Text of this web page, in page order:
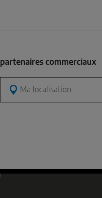
partenaires commerciaux
Ma localisation